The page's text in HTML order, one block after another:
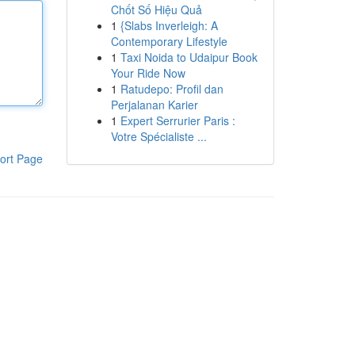
Page
Chốt Số Hiệu Quả
1 {Slabs Inverleigh: A
Contemporary Lifestyle
1 Taxi Noida to Udaipur Book
Your Ride Now
1 Ratudepo: Profil dan
Perjalanan Karier
1 Expert Serrurier Paris :
Votre Spécialiste ...